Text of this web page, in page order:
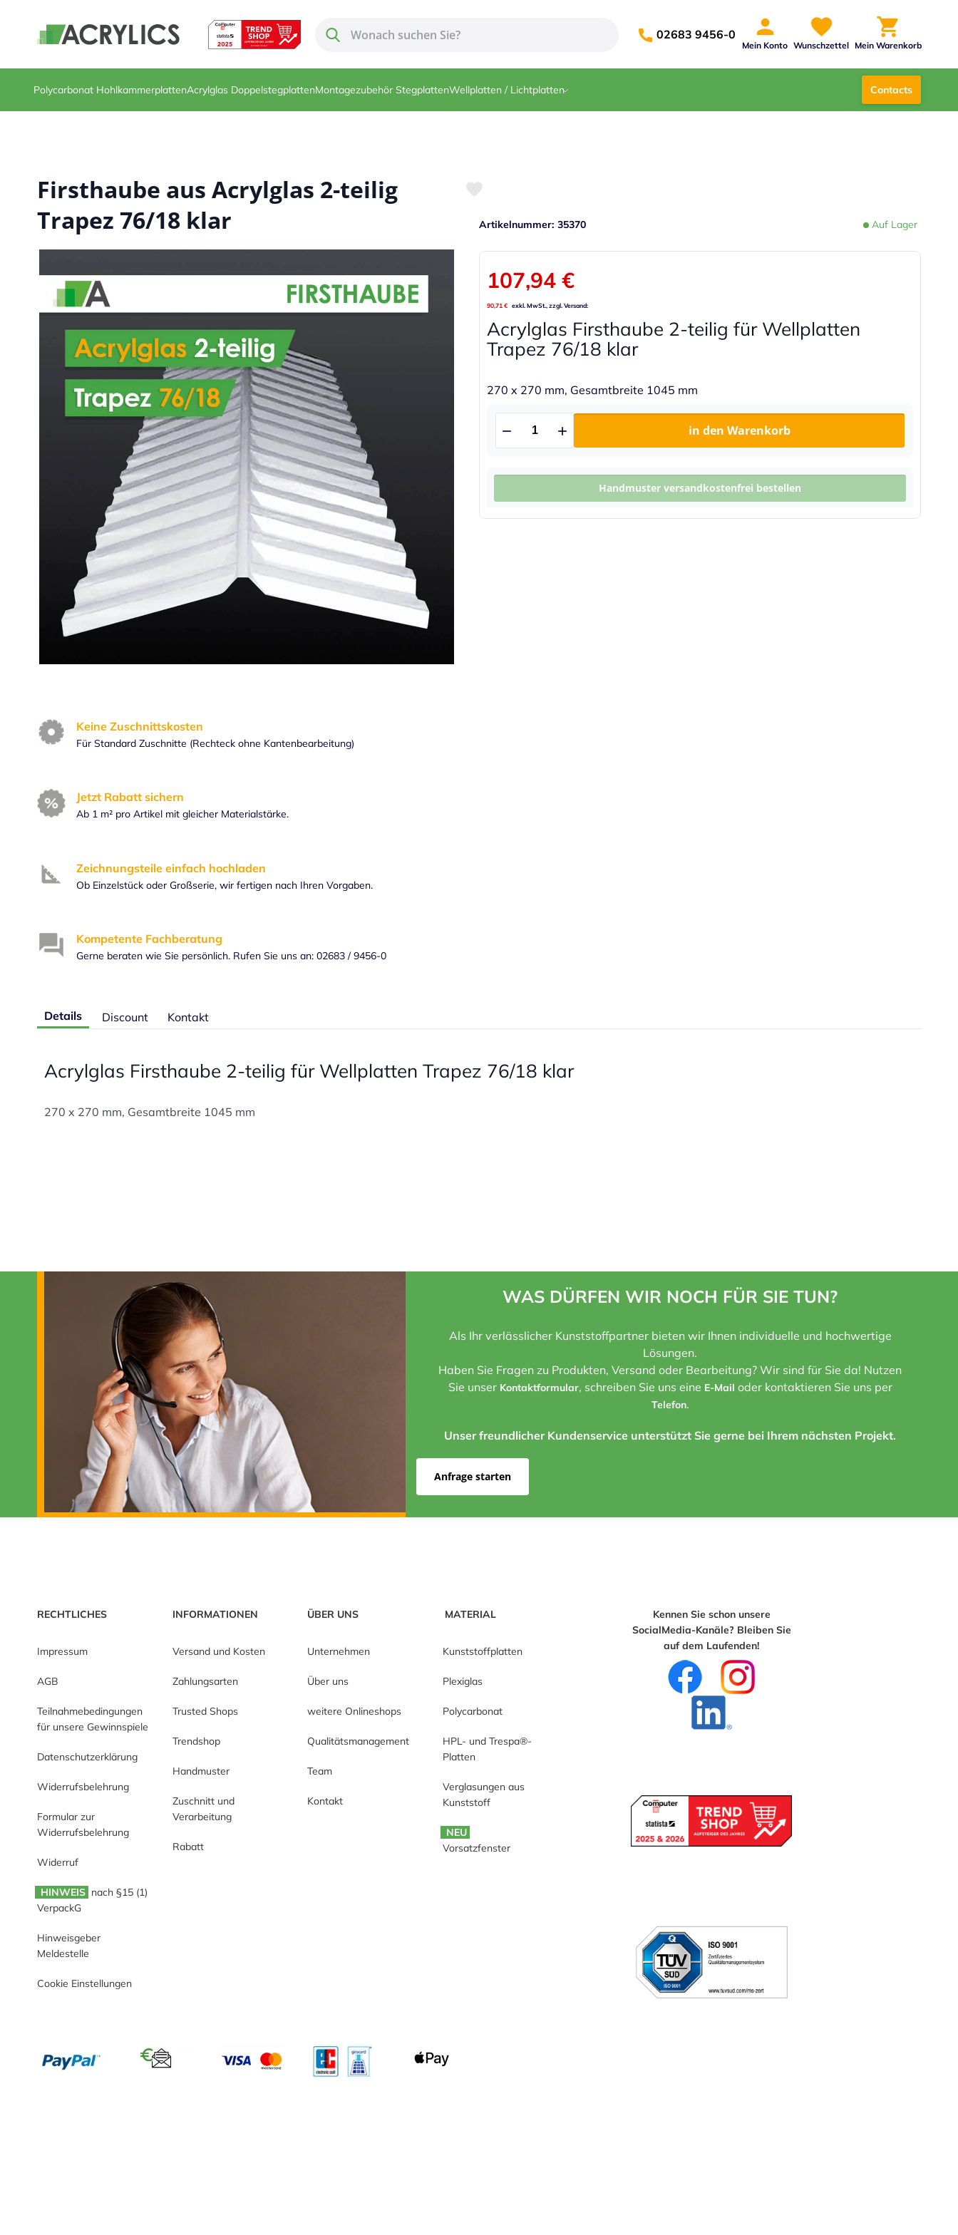
02683 9456-0
Mein Konto Wunschzettel Mein Warenkorb
Polycarbonat HohlkammerplattenAcrylglas DoppelstegplattenMontagezubehör StegplattenWellplatten / Lichtplatten Contacts
Firsthaube aus Acrylglas 2-teilig
Trapez 76/18 klar
Auf Lager
Artikelnummer 35370
in den Warenkorb
Handmuster versandkostenfrei bestellen
107,94 €
90,71 €
Acrylglas Firsthaube 2-teilig für Wellplatten
Trapez 76/18 klar
270 x 270 mm, Gesamtbreite 1045 mm
Keine Zuschnittskosten
Für Standard Zuschnitte (Rechteck ohne Kantenbearbeitung)
Jetzt Rabatt sichern
Ab 1 m² pro Artikel mit gleicher Materialstärke.
Zeichnungsteile einfach hochladen
Ob Einzelstück oder Großserie, wir fertigen nach Ihren Vorgaben.
Kompetente Fachberatung
Gerne beraten wie Sie persönlich. Rufen Sie uns an: 02683 / 9456-0
Details
Acrylglas Firsthaube 2-teilig für Wellplatten Trapez 76/18 klar
270 x 270 mm, Gesamtbreite 1045 mm
Discount Kontakt
WAS DÜRFEN WIR NOCH FÜR SIE TUN?
Als Ihr verlässlicher Kunststoffpartner bieten wir Ihnen individuelle und hochwertige
Lösungen.
Haben Sie Fragen zu Produkten, Versand oder Bearbeitung? Wir sind für Sie da! Nutzen
Sie unser Kontaktformular, schreiben Sie uns eine E-Mail oder kontaktieren Sie uns per
Telefon.
Unser freundlicher Kundenservice unterstützt Sie gerne bei Ihrem nächsten Projekt.
Anfrage starten
RECHTLICHES
Impressum
AGB
Teilnahmebedingungen
für unsere Gewinnspiele
Datenschutzerklärung
Widerrufsbelehrung
Formular zur
Widerrufsbelehrung
Widerruf
HINWEIS nach §15 (1)
VerpackG
Hinweisgeber
Meldestelle
Cookie Einstellungen
INFORMATIONEN
Versand und Kosten
Zahlungsarten
Trusted Shops
Trendshop
Handmuster
Zuschnitt und
Verarbeitung
Rabatt
ÜBER UNS
Unternehmen
Über uns
weitere Onlineshops
Qualitätsmanagement
Team
Kontakt
MATERIAL
Kunststoffplatten
Plexiglas
Polycarbonat
HPL- und Trespa®-
Platten
Verglasungen aus
Kunststoff
NEU
Vorsatzfenster
Kennen Sie schon unsere
SocialMedia-Kanäle? Bleiben Sie
auf dem Laufenden!